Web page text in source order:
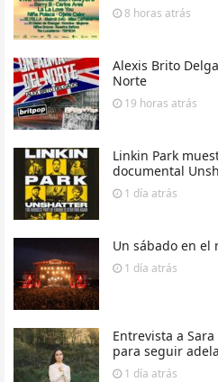
8 horas atrás
Alexis Brito
Norte
19 horas atrás
Linkin Park
documental
1 día atrás
Un sábado en el
1 día atrás
Entrevista a
para seguir
1 día atrás